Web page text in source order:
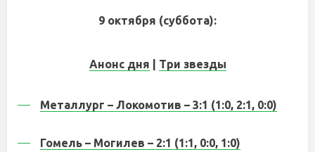
9 октября (суббота):
Анонс дня Три звезды
Металлург – Локомотив – 3:1 (1:0, 2:1, 0:0)
Гомель – Могилев – 2:1 (1:1, 0:0, 1:0)